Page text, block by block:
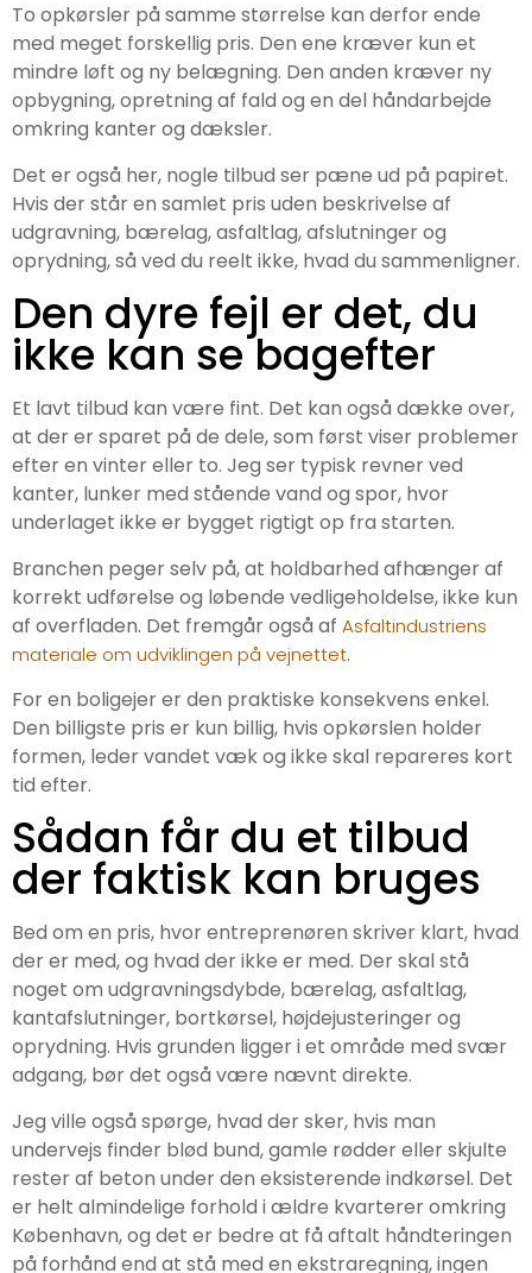
To opkørsler på samme størrelse kan derfor ende
med meget forskellig pris. Den ene kræver kun et
mindre løft og ny belægning. Den anden kræver ny
opbygning, opretning af fald og en del håndarbejde
omkring kanter og dæksler.
Det er også her, nogle tilbud ser pæne ud på papiret.
Hvis der står en samlet pris uden beskrivelse af
udgravning, bærelag, asfaltlag, afslutninger og
oprydning, så ved du reelt ikke, hvad du sammenligner.
Den dyre fejl er det, du
ikke kan se bagefter
Et lavt tilbud kan være fint. Det kan også dække over,
at der er sparet på de dele, som først viser problemer
efter en vinter eller to. Jeg ser typisk revner ved
kanter, lunker med stående vand og spor, hvor
underlaget ikke er bygget rigtigt op fra starten.
Branchen peger selv på, at holdbarhed afhænger af
korrekt udførelse og løbende vedligeholdelse, ikke kun
af overfladen. Det fremgår også af Asfaltindustriens
materiale om udviklingen på vejnettet.
For en boligejer er den praktiske konsekvens enkel.
Den billigste pris er kun billig, hvis opkørslen holder
formen, leder vandet væk og ikke skal repareres kort
tid efter.
Sådan får du et tilbud
der faktisk kan bruges
Bed om en pris, hvor entreprenøren skriver klart, hvad
der er med, og hvad der ikke er med. Der skal stå
noget om udgravningsdybde, bærelag, asfaltlag,
kantafslutninger, bortkørsel, højdejusteringer og
oprydning. Hvis grunden ligger i et område med svær
adgang, bør det også være nævnt direkte.
Jeg ville også spørge, hvad der sker, hvis man
undervejs finder blød bund, gamle rødder eller skjulte
rester af beton under den eksisterende indkørsel. Det
er helt almindelige forhold i ældre kvarterer omkring
København, og det er bedre at få aftalt håndteringen
på forhånd end at stå med en ekstraregning, ingen